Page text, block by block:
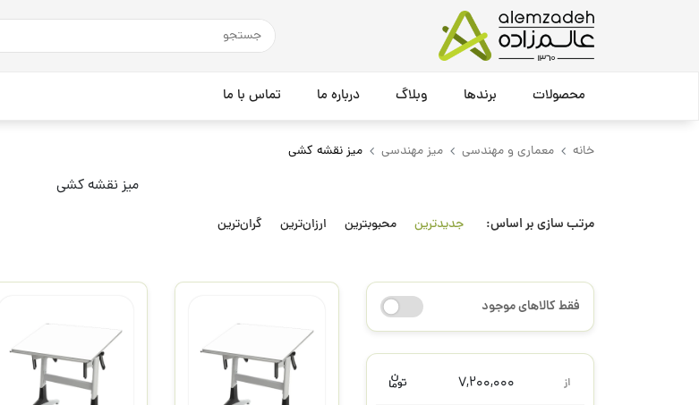
محصولات برندها وبلاگ درباره ما تماس با ما
خانه معماری و مهندسی میز مهندسی میز نقشه کشی
میز نقشه کشی
مرتب سازی بر اساس: جدیدترین محبوبترین ارزان‌ترین گران‌ترین
فقط کالاهای موجود
از 7,200,000